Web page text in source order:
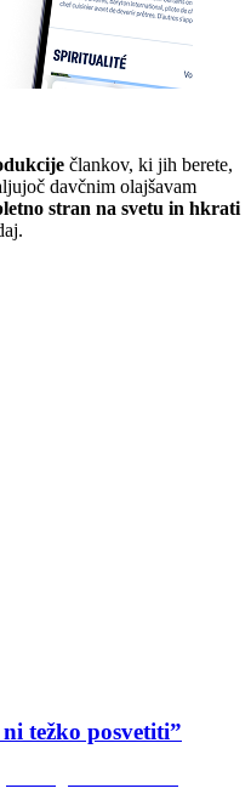
člankov, ki jih berete,
davčnim olajšavam
stran na svetu in hkrati
težko posvetiti”